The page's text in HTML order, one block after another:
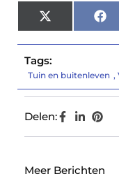
X
(Twitter)
Tags:
Tuin en buitenleven ,
Delen:
Meer Berichten